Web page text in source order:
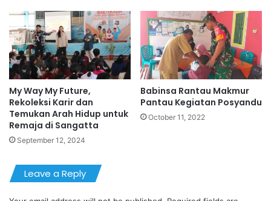
My Way My Future,
Rekoleksi Karir dan
Temukan Arah Hidup untuk
Remaja di Sangatta
September 12, 2024
Babinsa Rantau Makmur
Pantau Kegiatan Posyandu
October 11, 2022
Leave a Reply